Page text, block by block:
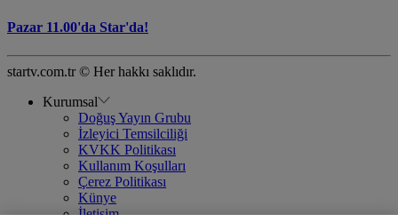
Pazar 11.00'da Star'da!
startv.com.tr © Her hakkı saklıdır.
Kurumsal
Doğuş Yayın Grubu
İzleyici Temsilciliği
KVKK Politikası
Kullanım Koşulları
Çerez Politikası
Künye
İletişim